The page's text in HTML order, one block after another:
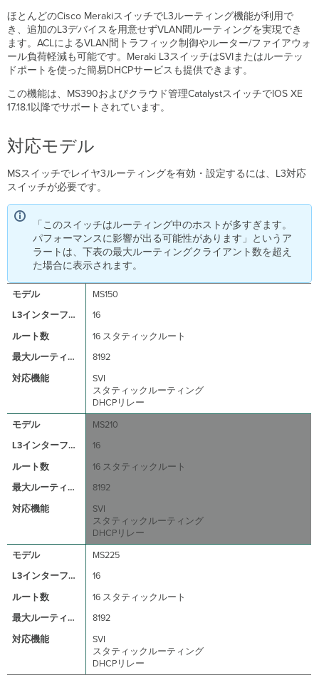
ー
ト
イ
ン
タ
ー
フ
ェ
ス
の
設
定
SVI
イ
ン
タ
IPv6
ル
L3
ほとんどのCisco MerakiスイッチでL3ルーティング機能が利用で
き、追加のL3デバイスを用意せずVLAN間ルーティングを実現でき
ます。ACLによるVLAN間トラフィック制御やルーター/ファイアウォ
ール負荷軽減も可能です。Meraki L3スイッチはSVIまたはルーテッ
ドポートを使った簡易DHCPサービスも提供できます。
この機能は、MS390およびクラウド管理CatalystスイッチでIOS XE
17.18.1以降でサポートされています。
対応モデル
MSスイッチでレイヤ3ルーティングを有効・設定するには、L3対応
スイッチが必要です。
「このスイッチはルーティング中のホストが多すぎます。
パフォーマンスに影響が出る可能性があります」というア
ラートは、下表の最大ルーティングクライアント数を超え
た場合に表示されます。
MS150
16
16 スタティックルート
8192
SVI
スタティックルーティング
DHCPリレー
MS210
16
16 スタティックルート
8192
SVI
スタティックルーティング
DHCPリレー
MS225
16
16 スタティックルート
8192
SVI
スタティックルーティング
DHCPリレー